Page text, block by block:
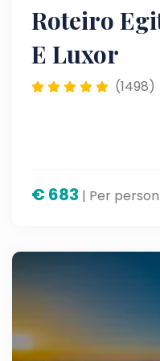
Roteiro
E Luxor
(1498)
€683 | Per person